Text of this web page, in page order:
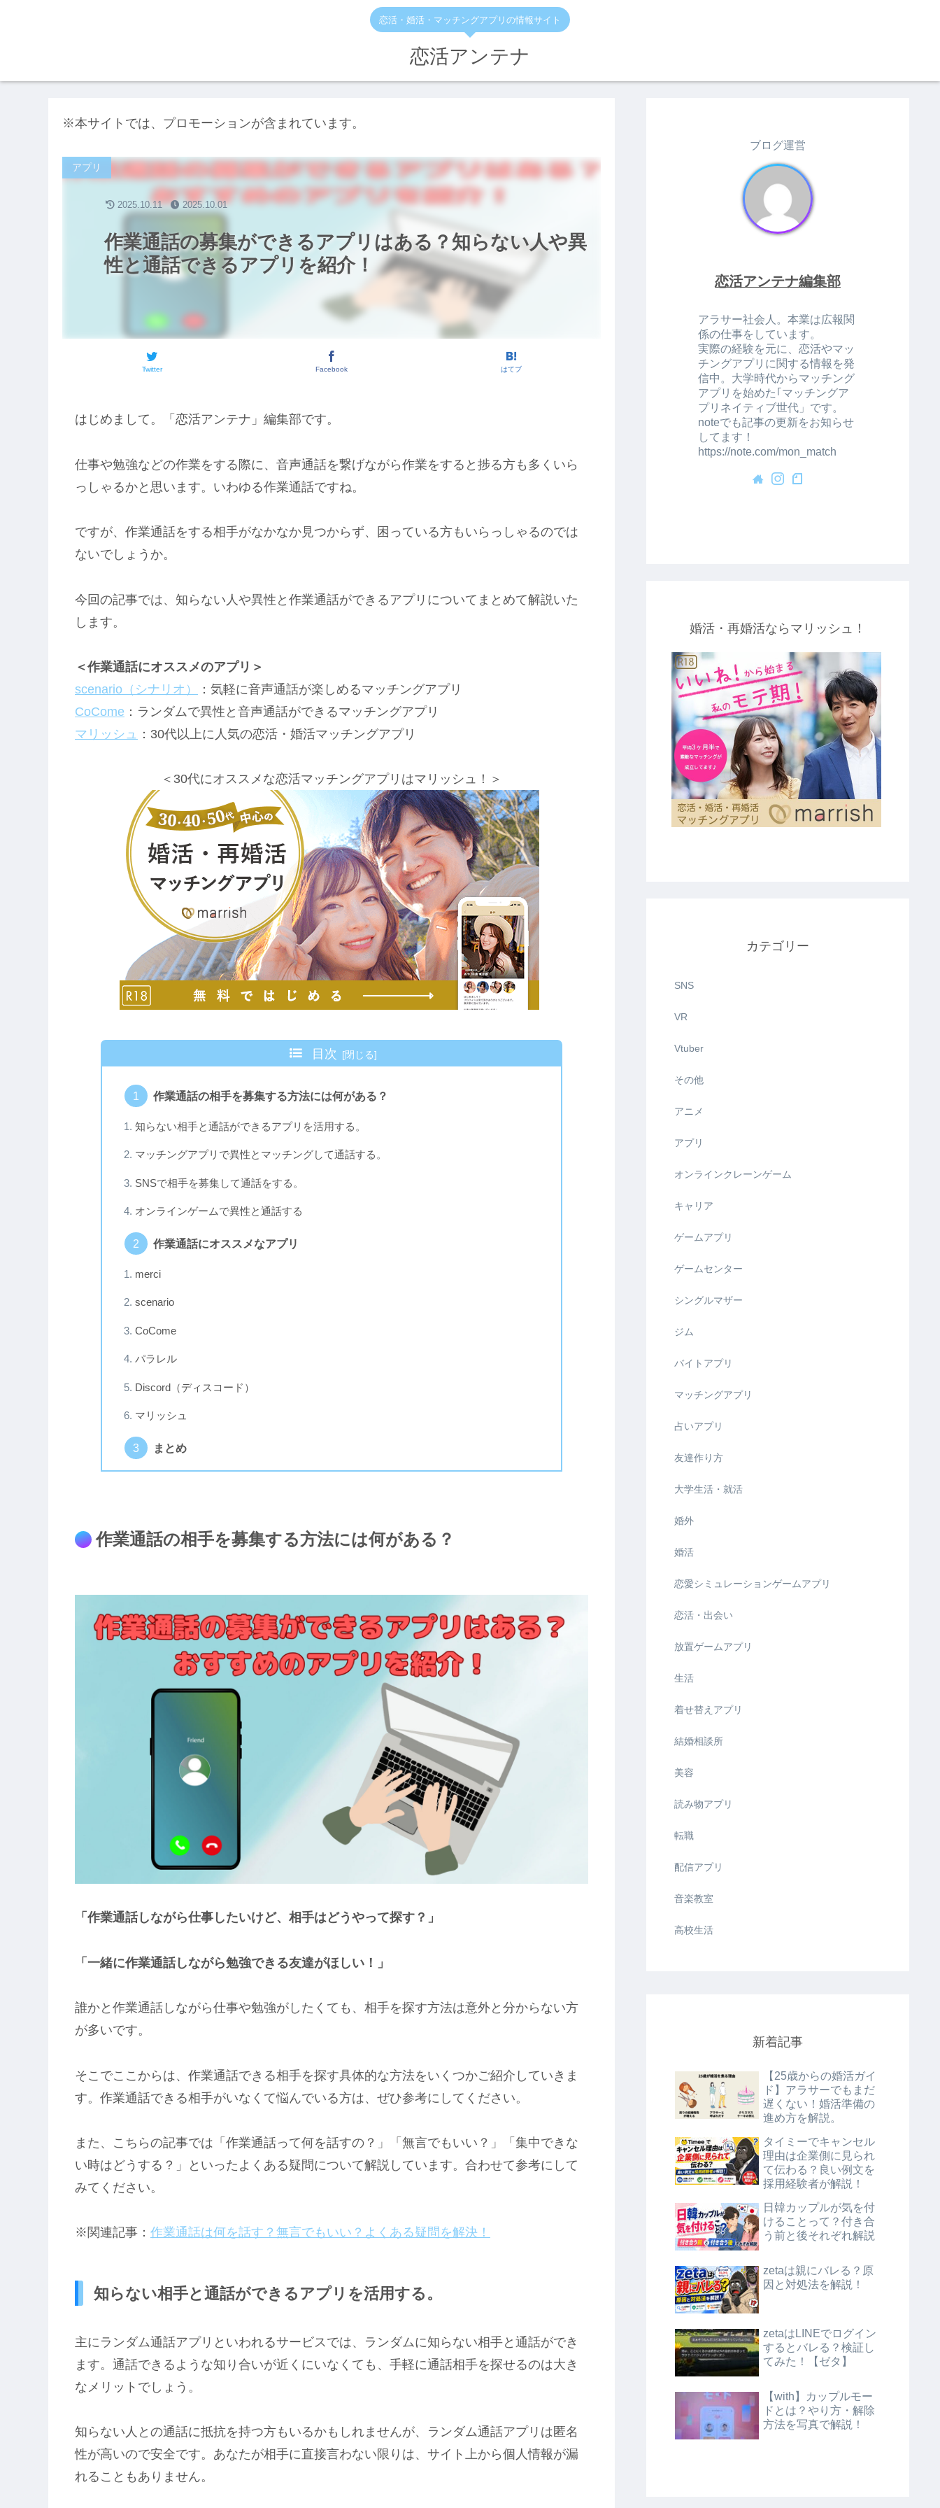
恋活・婚活・マッチングアプリの情報サイト
恋活アンテナ
※本サイトでは、プロモーションが含まれています。
作業通話の募集ができるアプリはある？知らない人や異
性と通話できるアプリを紹介！
アプリ
Twitter Facebook はてブ
2025.10.11 2025.10.01
はじめまして。「恋活アンテナ」編集部です。
仕事や勉強などの作業をする際に、音声通話を繋げながら作業をすると捗る方も多くいら
っしゃるかと思います。いわゆる作業通話ですね。
ですが、作業通話をする相手がなかなか見つからず、困っている方もいらっしゃるのでは
ないでしょうか。
今回の記事では、知らない人や異性と作業通話ができるアプリについてまとめて解説いた
します。
＜作業通話にオススメのアプリ＞
scenario（シナリオ）
：気軽に音声通話が楽しめるマッチングアプリ
CoCome ：ランダムで異性と音声通話ができるマッチングアプリ
マリッシュ
：30代以上に人気の恋活・婚活マッチングアプリ
＜30代にオススメな恋活マッチングアプリはマリッシュ！＞
目次
作業通話の相手を募集する方法には何がある？
知らない相手と通話ができるアプリを活用する。
マッチングアプリで異性とマッチングして通話する。
SNSで相手を募集して通話をする。
オンラインゲームで異性と通話する
作業通話にオススメなアプリ
merci
scenario
CoCome
パラレル
Discord（ディスコード）
マリッシュ
まとめ
作業通話の相手を募集する方法には何がある？
「作業通話しながら仕事したいけど、相手はどうやって探す？」
「一緒に作業通話しながら勉強できる友達がほしい！」
誰かと作業通話しながら仕事や勉強がしたくても、相手を探す方法は意外と分からない方
が多いです。
そこでここからは、作業通話できる相手を探す具体的な方法をいくつかご紹介していきま
す。作業通話できる相手がいなくて悩んでいる方は、ぜひ参考にしてください。
また、こちらの記事では「作業通話って何を話すの？」「無言でもいい？」「集中できな
い時はどうする？」といったよくある疑問について解説しています。合わせて参考にして
みてください。
※関連記事： 作業通話は何を話す？無言でもいい？よくある疑問を解決！
知らない相手と通話ができるアプリを活用する。
主にランダム通話アプリといわれるサービスでは、ランダムに知らない相手と通話ができ
ます。通話できるような知り合いが近くにいなくても、手軽に通話相手を探せるのは大き
なメリットでしょう。
知らない人との通話に抵抗を持つ方もいるかもしれませんが、ランダム通話アプリは匿名
性が高いので安全です。あなたが相手に直接言わない限りは、サイト上から個人情報が漏
れることもありません。
ブログ運営
恋活アンテナ編集部
アラサー社会人。本業は広報関
係の仕事をしています。
実際の経験を元に、恋活やマッ
チングアプリに関する情報を発
信中。大学時代からマッチング
アプリを始めた｢マッチングア
プリネイティブ世代」です。
noteでも記事の更新をお知らせ
してます！
https://note.com/mon_match
婚活・再婚活ならマリッシュ！
カテゴリー
SNS
VR
Vtuber
その他
アニメ
アプリ
オンラインクレーンゲーム
キャリア
ゲームアプリ
ゲームセンター
シングルマザー
ジム
バイトアプリ
マッチングアプリ
占いアプリ
友達作り方
大学生活・就活
婚外
婚活
恋愛シミュレーションゲームアプリ
恋活・出会い
放置ゲームアプリ
生活
着せ替えアプリ
結婚相談所
美容
読み物アプリ
転職
配信アプリ
音楽教室
高校生活
新着記事
【25歳からの婚活ガイ
ド】アラサーでもまだ
遅くない！婚活準備の
進め方を解説。
タイミーでキャンセル
理由は企業側に見られ
て伝わる？良い例文を
採用経験者が解説！
日韓カップルが気を付
けることって？付き合
う前と後それぞれ解説
zetaは親にバレる？原
因と対処法を解説！
zetaはLINEでログイン
するとバレる？検証し
てみた！【ゼタ】
【with】カップルモー
ドとは？やり方・解除
方法を写真で解説！